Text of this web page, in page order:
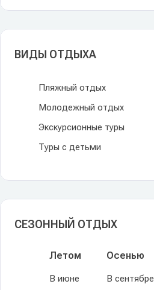
ВИДЫ ОТДЫХА
Пляжный отдых
Молодежный отдых
Экскурсионные туры
Туры с детьми
СЕЗОННЫЙ ОТДЫХ
Летом
В июне
Осенью
В сентябре